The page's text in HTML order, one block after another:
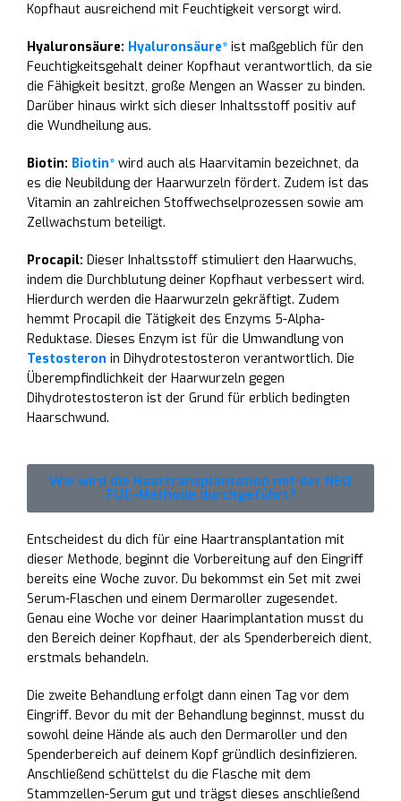
Kopfhaut ausreichend mit Feuchtigkeit versorgt wird.
Hyaluronsäure: Hyaluronsäure* ist maßgeblich für den
Feuchtigkeitsgehalt deiner Kopfhaut verantwortlich, da sie
die Fähigkeit besitzt, große Mengen an Wasser zu binden.
Darüber hinaus wirkt sich dieser Inhaltsstoff positiv auf
die Wundheilung aus.
Biotin: Biotin* wird auch als Haarvitamin bezeichnet, da
es die Neubildung der Haarwurzeln fördert. Zudem ist das
Vitamin an zahlreichen Stoffwechselprozessen sowie am
Zellwachstum beteiligt.
Procapil: Dieser Inhaltsstoff stimuliert den Haarwuchs,
indem die Durchblutung deiner Kopfhaut verbessert wird.
Hierdurch werden die Haarwurzeln gekräftigt. Zudem
hemmt Procapil die Tätigkeit des Enzyms 5-Alpha-
Reduktase. Dieses Enzym ist für die Umwandlung von
Testosteron in Dihydrotestosteron verantwortlich. Die
Überempfindlichkeit der Haarwurzeln gegen
Dihydrotestosteron ist der Grund für erblich bedingten
Haarschwund.
Wie wird die Haartransplantation mit der NEO
FUE-Methode durchgeführt?
Entscheidest du dich für eine Haartransplantation mit
dieser Methode, beginnt die Vorbereitung auf den Eingriff
bereits eine Woche zuvor. Du bekommst ein Set mit zwei
Serum-Flaschen und einem Dermaroller zugesendet.
Genau eine Woche vor deiner Haarimplantation musst du
den Bereich deiner Kopfhaut, der als Spenderbereich dient,
erstmals behandeln.
Die zweite Behandlung erfolgt dann einen Tag vor dem
Eingriff. Bevor du mit der Behandlung beginnst, musst du
sowohl deine Hände als auch den Dermaroller und den
Spenderbereich auf deinem Kopf gründlich desinfizieren.
Anschließend schüttelst du die Flasche mit dem
Stammzellen-Serum gut und trägst dieses anschließend